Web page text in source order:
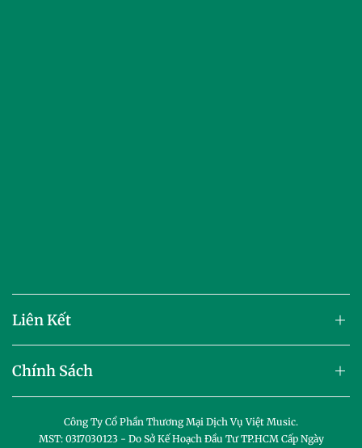
Liên Kết
Chính Sách
Công Ty Cổ Phần Thương Mại Dịch Vụ Việt Music.
MST: 0317030123 - Do Sở Kế Hoạch Đầu Tư TP.HCM Cấp Ngày